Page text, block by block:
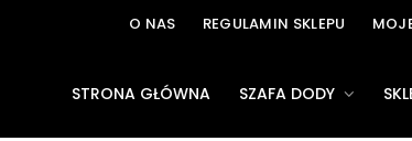
O NAS REGULAMIN SKLEPU
STRONA GŁÓWNA SZAFA DODY